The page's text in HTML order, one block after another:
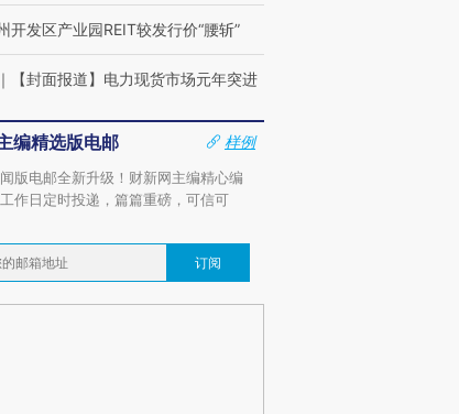
开发区产业园REIT较发行价“腰斩”
｜ 【封面报道】电力现货市场元年突进
编精选版电邮
样例
版电邮全新升级！财新网主编精心编
作日定时投递，篇篇重磅，可信可
订阅